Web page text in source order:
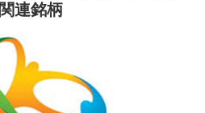
連銘柄